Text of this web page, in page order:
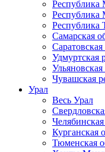
Республика
Республика
Самарская
Саратовская
Удмуртская
Ульяновская
Чувашская
Урал
Весь Урал
Челябинская
Курганская
Тюменская